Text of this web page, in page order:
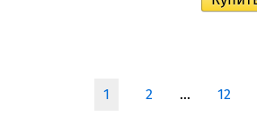
1 2 ... 12